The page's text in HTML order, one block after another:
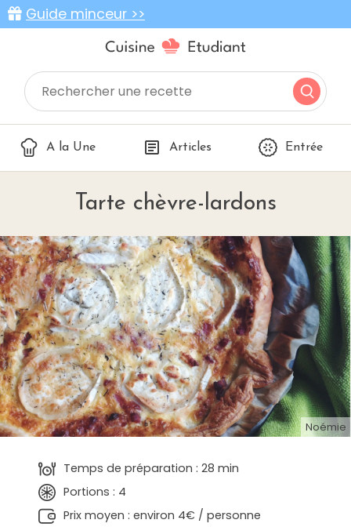
Guide minceur >>
A la Une Articles Entrée
Tarte chèvre-lardons
Noémie
Temps de préparation : 28 min
Portions : 4
Prix moyen : environ 4€ / personne